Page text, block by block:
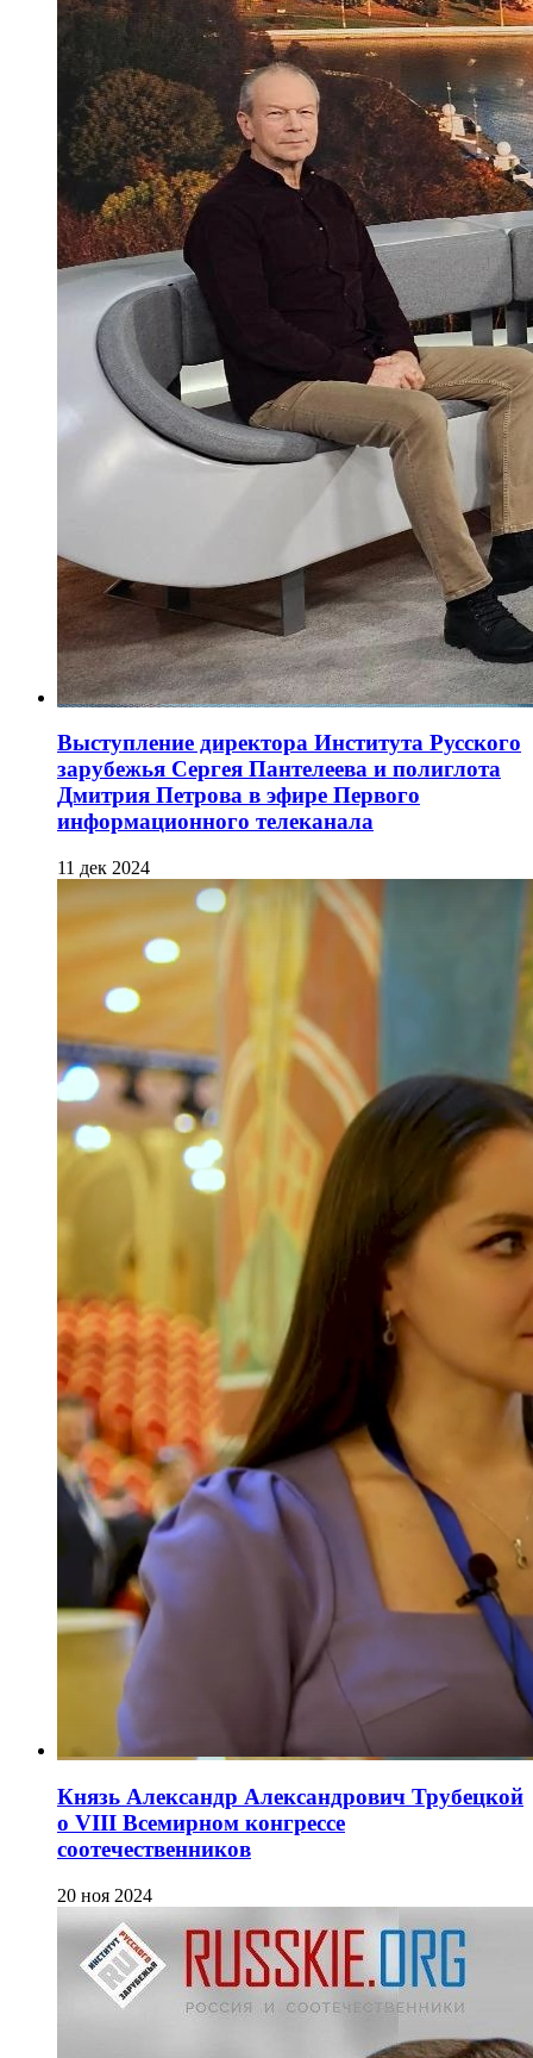
Выступление директора Института Русского
зарубежья Сергея Пантелеева и полиглота
Дмитрия Петрова в эфире Первого
информационного телеканала
11 дек 2024
Князь Александр Александрович Трубецкой
о VIII Всемирном конгрессе
соотечественников
20 ноя 2024